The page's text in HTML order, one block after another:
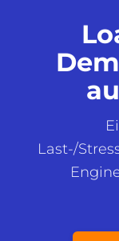
Last-/